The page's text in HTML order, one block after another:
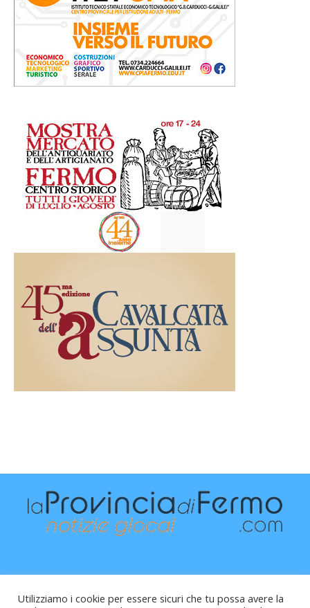
Utilizziamo i cookie per essere sicuri che tu possa avere la